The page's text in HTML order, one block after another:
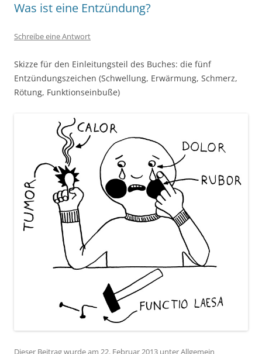
Was ist eine Entzündung?
Schreibe eine Antwort
Skizze für den Einleitungsteil des Buches: die fünf
Entzündungszeichen (Schwellung, Erwärmung, Schmerz,
Rötung, Funktionseinbuße)
Dieser Beitrag wurde am 22. Februar 2013 unterAllgemein